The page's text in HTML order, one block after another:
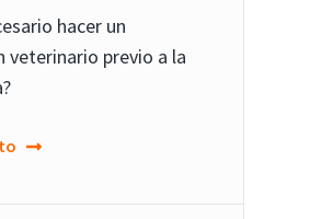
hacer un
veterinario previo a la